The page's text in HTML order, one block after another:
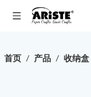
首页 / 产品 / 收纳盒